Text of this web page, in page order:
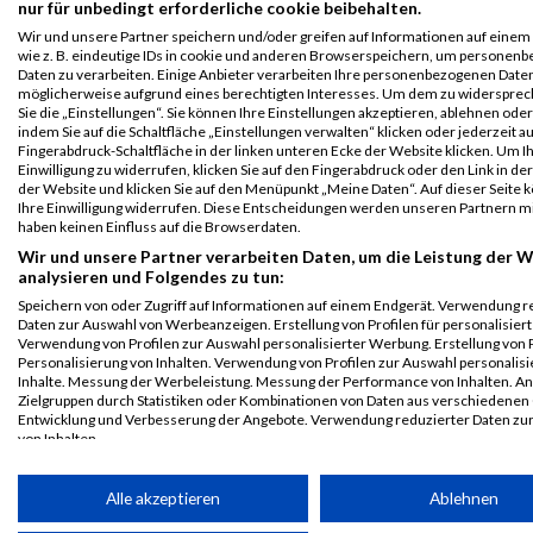
Legende:
GPos = Geschlechter Position, KPos = Kategorie Position, TPos =
Team Position, DNS = Did not start, DNF = Did not finish, DQ =
Disqualifiziert
© MaxFun Sports GmbH Mediadaten
nur für unbedingt erforderliche cookie beibehalten.
Wir und unsere Partner speichern und/oder greifen auf Informationen auf einem
wie z. B. eindeutige IDs in cookie und anderen Browserspeichern, um
Daten zu verarbeiten. Einige Anbieter verarbeiten Ihre personenbezogenen
möglicherweise aufgrund eines berechtigten Interesses. Um dem zu
Sie die „Einstellungen“. Sie können Ihre Einstellungen akzeptieren, ablehnen
indem Sie auf die Schaltfläche „Einstellungen verwalten“ klicken oder jederzeit
Fingerabdruck-Schaltfläche in der linken unteren Ecke der Website klicken. Um
Einwilligung zu widerrufen, klicken Sie auf den Fingerabdruck oder den Link in
der Website und klicken Sie auf den Menüpunkt „Meine Daten“. Auf dieser Seite
Ihre Einwilligung widerrufen. Diese Entscheidungen werden unseren Partnern
haben keinen Einfluss auf die Browserdaten.
Wir und unsere Partner verarbeiten Daten, um die Leistung der
analysieren und Folgendes zu tun:
Speichern von oder Zugriff auf Informationen auf einem Endgerät. Verwendung
Daten zur Auswahl von Werbeanzeigen. Erstellung von Profilen für
Verwendung von Profilen zur Auswahl personalisierter Werbung. Erstellung von
Personalisierung von Inhalten. Verwendung von Profilen zur Auswahl
Inhalte. Messung der Werbeleistung. Messung der Performance von Inhalten.
Zielgruppen durch Statistiken oder Kombinationen von Daten aus
Entwicklung und Verbesserung der Angebote. Verwendung reduzierter Daten
von Inhalten.
werden.
Ihre Einwilligung und die cookie Richtlinie gelten ausschließlich für diese
Alle akzeptieren Ablehnen